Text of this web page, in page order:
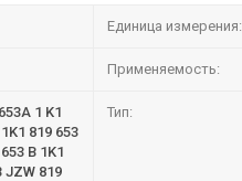
Единица измерения:
Применяемость:
1 K1
819 653
B 1K1
JZW 819
Тип: